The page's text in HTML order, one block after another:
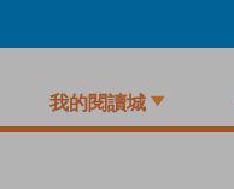
我的閱讀城